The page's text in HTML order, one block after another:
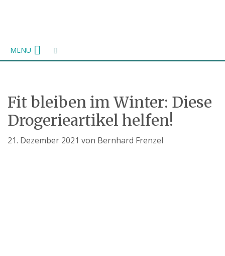
MENU
Fit bleiben im Winter: Diese
Drogerieartikel helfen!
21. Dezember 2021 von Bernhard Frenzel